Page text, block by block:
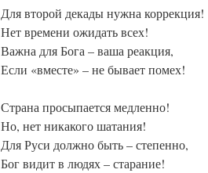
Для второй декады нужна коррекция!
Нет времени ожидать всех!
Важна для Бога – ваша реакция,
Если «вместе» – не бывает помех!
Страна просыпается медленно!
Но, нет никакого шатания!
Для Руси должно быть – степенно,
Бог видит в людях – старание!